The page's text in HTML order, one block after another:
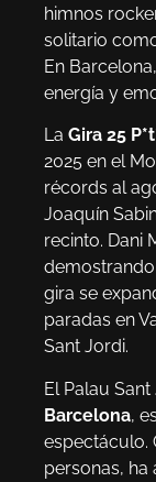
himnos
solitario como
En
energía y
La Gira 25
2025 en el
récords al
Joaquín
recinto. Dani
gira se
paradas en
Sant Jordi.
El Palau
Barcelona,
espectáculo.
personas,